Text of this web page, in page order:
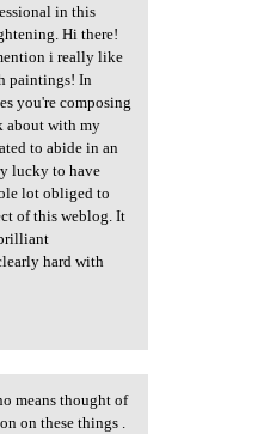
in this
Hi there!
i really like
paintings! In
you're composing
about with my
to abide in an
lucky to have
lot obliged to
of this weblog. It
hard with
means thought of
on these things .